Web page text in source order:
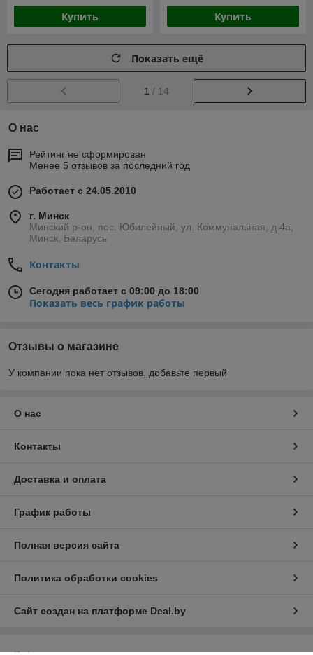
Купить Купить
Показать ещё
1 / 14
О нас
Рейтинг не сформирован
Менее 5 отзывов за последний год
Работает с 24.05.2010
г. Минск
Минский р-он, пос. Юбилейный, ул. Коммунальная, д.4а,
Минск, Беларусь
Контакты
Сегодня работает с 09:00 до 18:00
Показать весь график работы
Отзывы о магазине
У компании пока нет отзывов, добавьте первый
О нас
Контакты
Доставка и оплата
График работы
Полная версия сайта
Политика обработки cookies
Сайт создан на платформе Deal.by